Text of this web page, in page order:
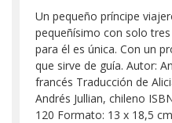
Un pequeño príncipe
pequeñísimo con solo
para él es única. Con un
que sirve de guía. Autor:
francés Traducción de
Andrés Jullian, chileno
120 Formato: 13 x 18,5